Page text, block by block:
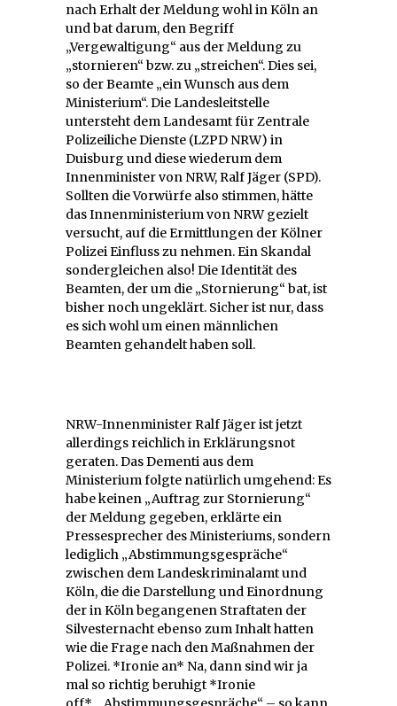
nach Erhalt der Meldung wohl in Köln an
und bat darum, den Begriff
„Vergewaltigung“ aus der Meldung zu
„stornieren“ bzw. zu „streichen“. Dies sei,
so der Beamte „ein Wunsch aus dem
Ministerium“. Die Landesleitstelle
untersteht dem Landesamt für Zentrale
Polizeiliche Dienste (LZPD NRW) in
Duisburg und diese wiederum dem
Innenminister von NRW, Ralf Jäger (SPD).
Sollten die Vorwürfe also stimmen, hätte
das Innenministerium von NRW gezielt
versucht, auf die Ermittlungen der Kölner
Polizei Einfluss zu nehmen. Ein Skandal
sondergleichen also! Die Identität des
Beamten, der um die „Stornierung“ bat, ist
bisher noch ungeklärt. Sicher ist nur, dass
es sich wohl um einen männlichen
Beamten gehandelt haben soll.
NRW-Innenminister Ralf Jäger ist jetzt
allerdings reichlich in Erklärungsnot
geraten. Das Dementi aus dem
Ministerium folgte natürlich umgehend: Es
habe keinen „Auftrag zur Stornierung“
der Meldung gegeben, erklärte ein
Pressesprecher des Ministeriums, sondern
lediglich „Abstimmungsgespräche“
zwischen dem Landeskriminalamt und
Köln, die die Darstellung und Einordnung
der in Köln begangenen Straftaten der
Silvesternacht ebenso zum Inhalt hatten
wie die Frage nach den Maßnahmen der
Polizei. *Ironie an* Na, dann sind wir ja
mal so richtig beruhigt *Ironie